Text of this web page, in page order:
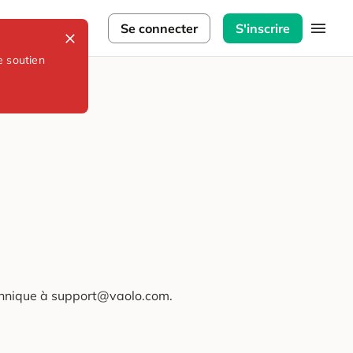
soutien
Se connecter S'inscrire
à support@vaolo.com.